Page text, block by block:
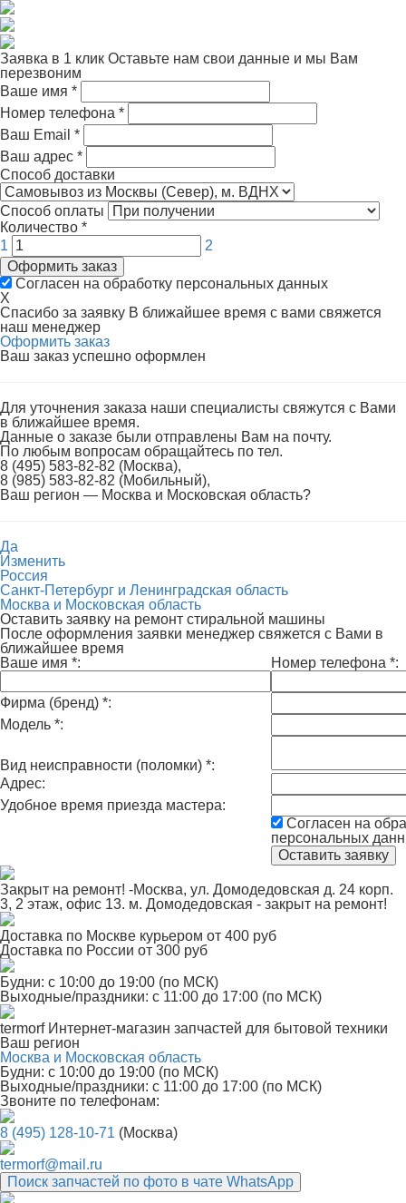
Заявка в 1 клик Оставьте нам свои данные и мы Вам
перезвоним
Ваше имя *
Номер телефона *
Ваш Email *
Ваш адрес *
Способ доставки
Способ оплаты
Количество *
1
2
Оформить заказ
Согласен на обработку персональных данных
X
Спасибо за заявку В ближайшее время с вами свяжется
наш менеджер
Оформить заказ
Ваш заказ успешно оформлен
Для уточнения заказа наши специалисты свяжутся с Вами
в ближайшее время.
Данные о заказе были отправлены Вам на почту.
По любым вопросам обращайтесь по тел.
8 (495) 583-82-82 (Москва),
8 (985) 583-82-82 (Мобильный),
Ваш регион — Москва и Московская область?
Да
Изменить
Россия
Санкт-Петербург и Ленинградская область
Москва и Московская область
Оставить заявку на ремонт стиральной машины
После оформления заявки менеджер свяжется с Вами в
ближайшее время
Ваше имя *: Номер телефона *:
Фирма (бренд) *:
Модель *:
Вид неисправности (поломки) *:
Адрес:
Удобное время приезда мастера:
Согласен на
персональных
Закрыт на ремонт! -Москва, ул. Домодедовская д. 24 корп.
3, 2 этаж, офис 13. м. Домодедовская - закрыт на ремонт!
Доставка по Москве курьером от 400 руб
Доставка по России от 300 руб
Будни: с 10:00 до 19:00 (по МСК)
Выходные/праздники: с 11:00 до 17:00 (по МСК)
termorf Интернет-магазин запчастей для бытовой техники
Ваш регион
Москва и Московская область
Будни: с 10:00 до 19:00 (по МСК)
Выходные/праздники: с 11:00 до 17:00 (по МСК)
Звоните по телефонам:
8 (495) 128-10-71 (Москва)
termorf@mail.ru
Поиск запчастей по фото в чате WhatsApp